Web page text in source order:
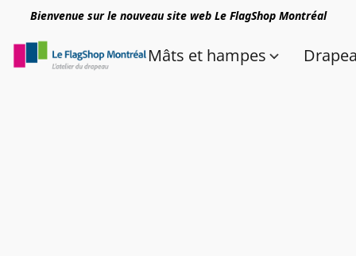
Bienvenue sur le nouveau site web Le FlagShop Montréal
Mâts et hampes